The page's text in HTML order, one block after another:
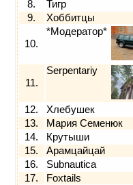
8. Тигр
9. Хоббитцы
10.
*Модератор*
11.
Serpentariy
12. Хлебушек
13. Мария Семенюк
14. Крутыши
15. Арамцайцай
16. Subnautica
17. Foxtails